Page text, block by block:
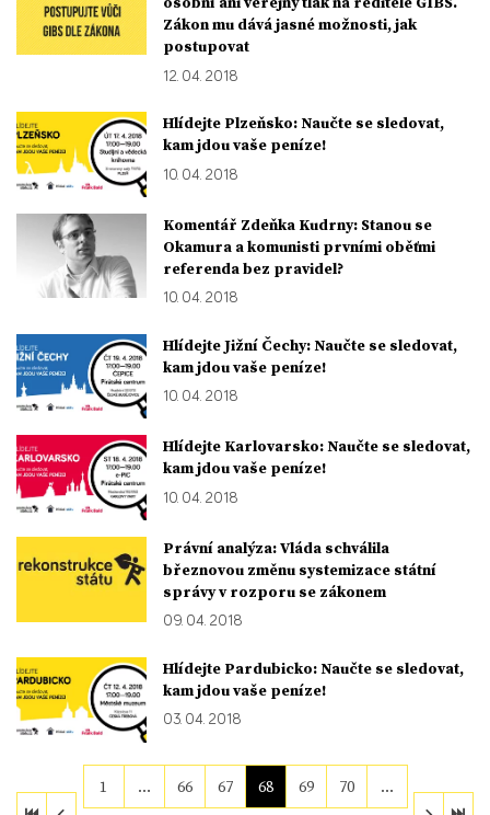
Zákon mu dává jasné možnosti, jak
postupovat
12. 04. 2018
Hlídejte Plzeňsko: Naučte se sledovat,
kam jdou vaše peníze!
10. 04. 2018
Komentář Zdeňka Kudrny: Stanou se
Okamura a komunisti prvními oběťmi
referenda bez pravidel?
10. 04. 2018
Hlídejte Jižní Čechy: Naučte se sledovat,
kam jdou vaše peníze!
10. 04. 2018
Hlídejte Karlovarsko: Naučte se sledovat,
kam jdou vaše peníze!
10. 04. 2018
Právní analýza: Vláda schválila
březnovou změnu systemizace státní
správy v rozporu se zákonem
09. 04. 2018
Hlídejte Pardubicko: Naučte se sledovat,
kam jdou vaše peníze!
03. 04. 2018
1 … 66 67 68 69 70 …